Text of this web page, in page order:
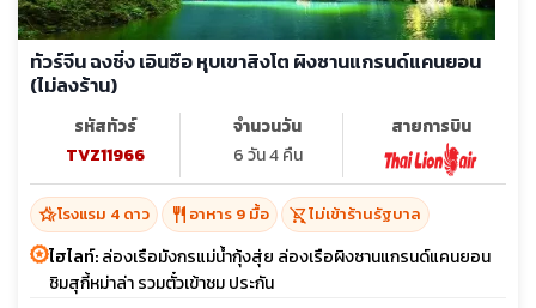
ทัวร์จีน ฉงชิ่ง เอินซือ หุบเขาสิงโต ผิงซานแกรนด์แคนยอน
(ไม่ลงร้าน)
รหัสทัวร์
TVZ11966
จำนวนวัน
6 วัน 4 คืน
สายการบิน
hotel_classโรงแรม 4 ดาว restaurant อาหาร 9 มื้อ shopping_cart_offไม่เข้าร้านรัฐบาล
ไฮไลท์:ล่องเรือมังกรแม่น้ำกุ้งสุ่ย ล่องเรือผิงซานแกรนด์แคนยอน
ชิมสุกี้หม่าล่า รวมตั๋วเข้าชม ประกัน